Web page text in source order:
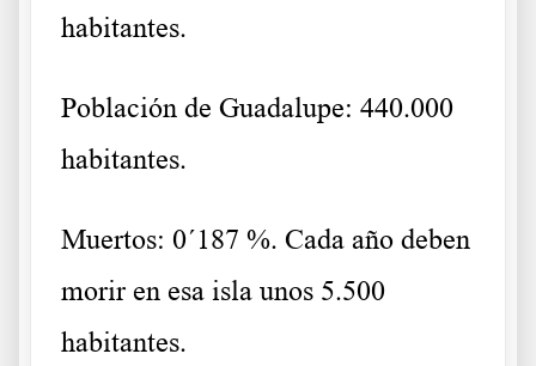
habitantes.
Población de Guadalupe: 440.000
habitantes.
Muertos: 0´187 %. Cada año deben
morir en esa isla unos 5.500
habitantes.